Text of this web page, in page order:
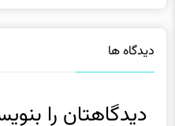
نشانی ایمیل شما منتشر نخواهد شد.